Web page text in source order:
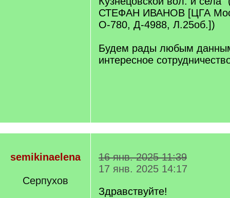
СТЕФАН ИВАНОВ [ЦГА
О-780, Д-4988, Л.25об.])
Будем рады любым
интересное
semikinaelena
Серпухов
16 янв. 2025 11:39
17 янв. 2025 14:17
Здравствуйте!